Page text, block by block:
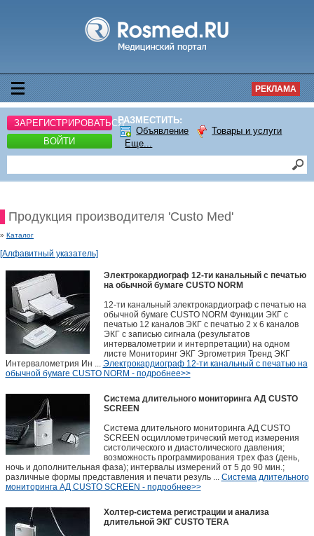
РЕКЛАМА
ЗАРЕГИСТРИРОВАТЬСЯ
ВОЙТИ
РАЗМЕСТИТЬ:
Объявление
Товары и услуги
Еще...
Продукция производителя 'Custo Med'
» Каталог
[Алфавитный указатель]
Электрокардиограф 12-ти канальный с печатью
на обычной бумаге CUSTO NORM
12-ти канальный электрокардиограф с печатью на
обычной бумаге CUSTO NORM Функции ЭКГ с
печатью 12 каналов ЭКГ с печатью 2 х 6 каналов
ЭКГ с записью сигнала (результатов
интервалометрии и интерпретации) на одном
листе Мониторинг ЭКГ Эргометрия Тренд ЭКГ
Интервалометрия Ин ... Электрокардиограф 12-ти канальный с печатью на
обычной бумаге CUSTO NORM - подробнее>>
Система длительного мониторинга АД CUSTO
SCREEN
Система длительного мониторинга АД CUSTO
SCREEN осциллометрический метод измерения
систолического и диастолического давления;
возможность программирования трех фаз (день,
ночь и дополнительная фаза); интервалы измерений от 5 до 90 мин.;
различные формы представления и печати резуль ... Система длительного
мониторинга АД CUSTO SCREEN - подробнее>>
Холтер-система регистрации и анализа
длительной ЭКГ CUSTO TERA